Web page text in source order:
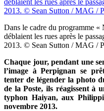
Dans le cadre du programme «
déblaient les rues après le
2013. © Sean Sutton / MAG /
Chaque jour, pendant une
l’image à Perpignan se
tenter de légender la photo
de la Poste, ils réagissent à
typhon Haiyan, aux
novembre 2013.